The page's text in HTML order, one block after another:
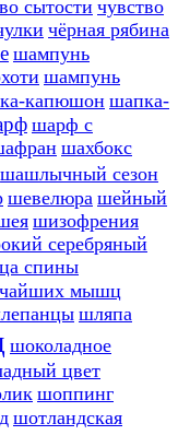
сытости чувство
чёрная рябина
шампунь
шампунь
капюшон шапка-
шарф с
шахбокс
шашлычный сезон
шевелюра шейный
шизофрения
серебряный
спины
мышц
шляпа
шоколадное
цвет
шоппинг
шотландская